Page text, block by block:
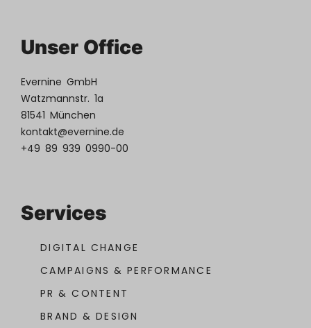
Unser Office
Evernine GmbH
Watzmannstr. 1a
81541 München
kontakt@evernine.de
+49 89 939 0990-00
Services
DIGITAL CHANGE
CAMPAIGNS & PERFORMANCE
PR & CONTENT
BRAND & DESIGN